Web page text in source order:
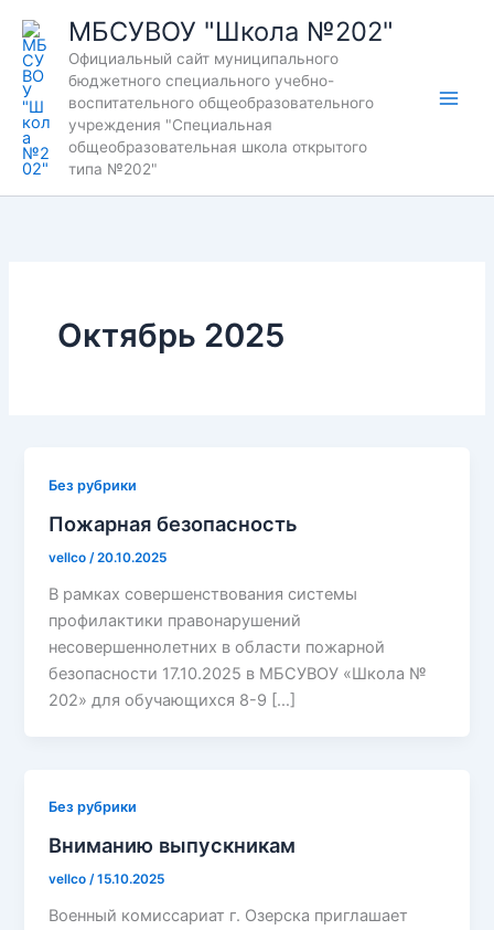
содержимому
МБСУВОУ "Школа №202"
Официальный сайт муниципального
бюджетного специального учебно-
воспитательного общеобразовательного
учреждения "Специальная
общеобразовательная школа открытого
типа №202"
Октябрь 2025
Без рубрики
Пожарная безопасность
vellco /20.10.2025
В рамках совершенствования системы
профилактики правонарушений
несовершеннолетних в области пожарной
безопасности 17.10.2025 в МБСУВОУ «Школа №
202» для обучающихся 8-9 […]
Без рубрики
Вниманию выпускникам
vellco/15.10.2025
Военный комиссариат г. Озерска приглашает